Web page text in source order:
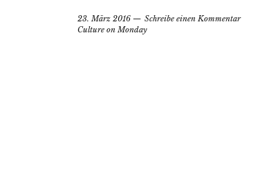
23. März 2016
Schreibe einen Kommentar
Culture on Monday